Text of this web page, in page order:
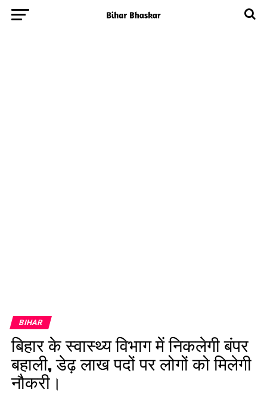
BIHAR
बिहार के स्वास्थ्य विभाग में निकलेगी बंपर
बहाली, डेढ़ लाख पदों पर लोगों को मिलेगी
नौकरी।